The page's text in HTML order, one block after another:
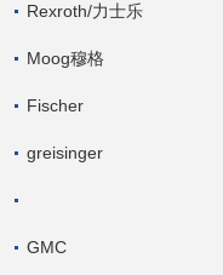
Rexroth/力士乐
Moog穆格
Fischer
greisinger
GMC